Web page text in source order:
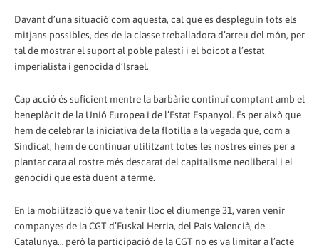
Davant d’una situació com aquesta, cal que es despleguin tots els
mitjans possibles, des de la classe treballadora d’arreu del món, per
tal de mostrar el suport al poble palestí i el boicot a l’estat
imperialista i genocida d’Israel.
Cap acció és suficient mentre la barbàrie continuï comptant amb el
beneplàcit de la Unió Europea i de l’Estat Espanyol. És per això que
hem de celebrar la iniciativa de la flotilla a la vegada que, com a
Sindicat, hem de continuar utilitzant totes les nostres eines per a
plantar cara al rostre més descarat del capitalisme neoliberal i el
genocidi que està duent a terme.
En la mobilització que va tenir lloc el diumenge 31, varen venir
companyes de la CGT d’Euskal Herria, del País Valencià, de
Catalunya… però la participació de la CGT no es va limitar a l’acte